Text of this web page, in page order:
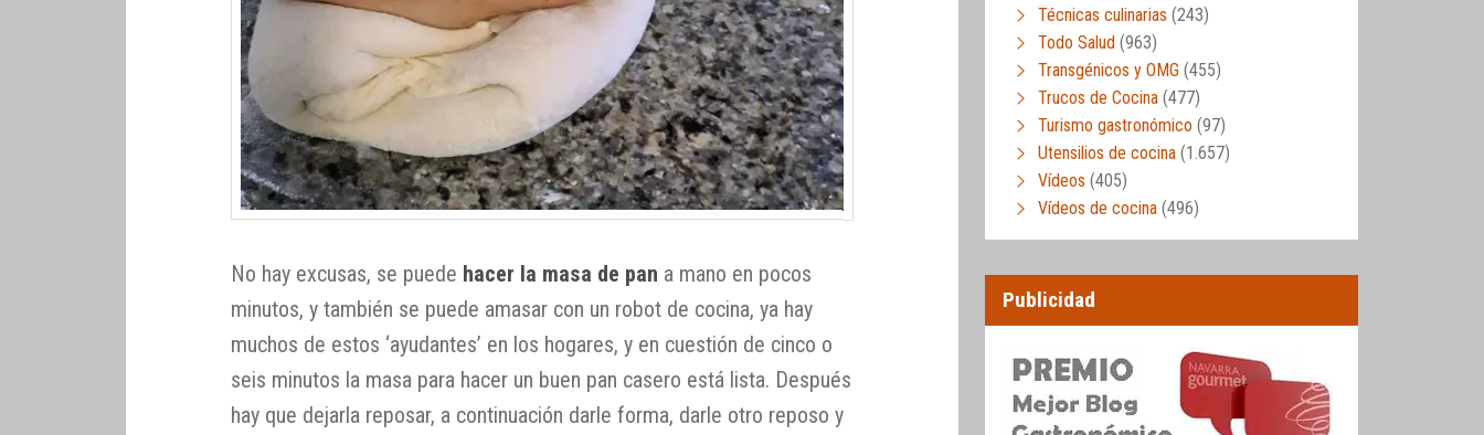
No hay excusas, se puede hacer la masa de pan a mano en pocos
minutos, y también se puede amasar con un robot de cocina, ya hay
muchos de estos ‘ayudantes’ en los hogares, y en cuestión de cinco o
seis minutos la masa para hacer un buen pan casero está lista. Después
hay que dejarla reposar, a continuación darle forma, darle otro reposo y
Técnicas culinarias (243)
Todo Salud (963)
Transgénicos y OMG (455)
Trucos de Cocina (477)
Turismo gastronómico (97)
Utensilios de cocina (1.657)
Vídeos (405)
Vídeos de cocina (496)
Publicidad